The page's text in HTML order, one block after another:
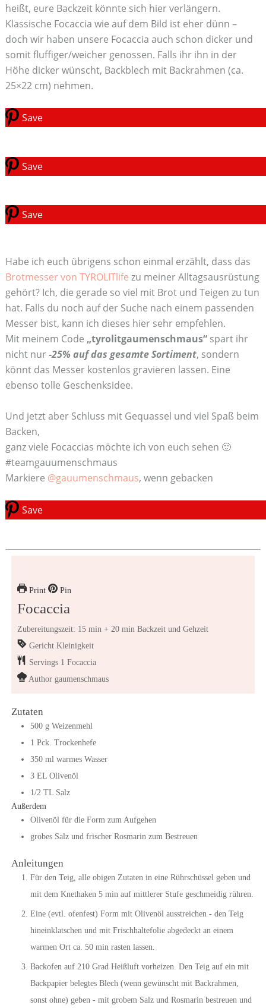
heißt, eure Backzeit könnte sich hier verlängern.
Klassische Focaccia wie auf dem Bild ist eher dünn –
doch wir haben unsere Focaccia auch schon dicker und
somit fluffiger/weicher genossen. Falls ihr ihn in der
Höhe dicker wünscht, Backblech mit Backrahmen (ca.
25×22 cm) nehmen.
Save
Save
Save
Habe ich euch übrigens schon einmal erzählt, dass das
Brotmesser von TYROLITlife zu meiner Alltagsausrüstung
gehört? Ich, die gerade so viel mit Brot und Teigen zu tun
hat. Falls du noch auf der Suche nach einem passenden
Messer bist, kann ich dieses hier sehr empfehlen.
Mit meinem Code „tyrolitgaumenschmaus“spart ihr
nicht nur-25% auf das gesamte Sortiment, sondern
könnt das Messer kostenlos gravieren lassen. Eine
ebenso tolle Geschenksidee.
Und jetzt aber Schluss mit Gequassel und viel Spaß beim
Backen,
ganz viele Focaccias möchte ich von euch sehen 🙂
#teamgauumenschmaus
Markiere @gauumenschmaus, wenn gebacken
Save
Print Pin
Focaccia
Zubereitungszeit: 15 min + 20 min Backzeit und Gehzeit
Gericht Kleinigkeit
Servings 1 Focaccia
Author gaumenschmaus
Zutaten
500 g Weizenmehl
1 Pck. Trockenhefe
350 ml warmes Wasser
3 EL Olivenöl
1/2 TL Salz
Außerdem
Olivenöl für die Form zum Aufgehen
grobes Salz und frischer Rosmarin zum Bestreuen
Anleitungen
Für den Teig, alle obigen Zutaten in eine Rührschüssel geben und
mit dem Knethaken 5 min auf mittlerer Stufe geschmeidig rühren.
Eine (evtl. ofenfest) Form mit Olivenöl ausstreichen - den Teig
hineinklatschen und mit Frischhaltefolie abgedeckt an einem
warmen Ort ca. 50 min rasten lassen.
Backofen auf 210 Grad Heißluft vorheizen. Den Teig auf ein mit
Backpapier belegtes Blech (wenn gewünscht mit Backrahmen,
sonst ohne) geben - mit grobem Salz und Rosmarin bestreuen und